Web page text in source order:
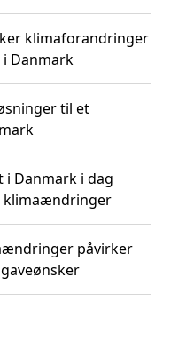
klimaforandringer
Danmark
til et
i Danmark i dag
klimaændringer
påvirker